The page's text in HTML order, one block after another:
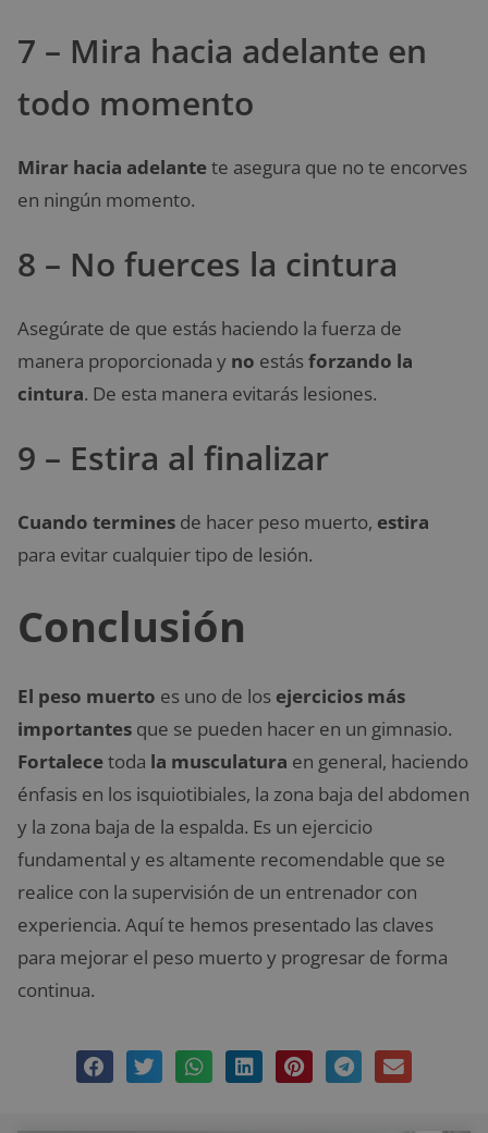
7 – Mira hacia adelante en
todo momento
Mirar hacia adelantete asegura que no te encorves
en ningún momento.
8 – No fuerces la cintura
Asegúrate de que estás haciendo la fuerza de
manera proporcionada y no estásforzando la
cintura. De esta manera evitarás lesiones.
9 – Estira al finalizar
Cuando termines de hacer peso muerto, estira
para evitar cualquier tipo de lesión.
Conclusión
El peso muerto es uno de los ejercicios más
importantes que se pueden hacer en un gimnasio.
Fortalecetoda la musculatura en general, haciendo
énfasis en los isquiotibiales, la zona baja del abdomen
y la zona baja de la espalda. Es un ejercicio
fundamental y es altamente recomendable que se
realice con la supervisión de un entrenador con
experiencia. Aquí te hemos presentado las claves
para mejorar el peso muerto y progresar de forma
continua.